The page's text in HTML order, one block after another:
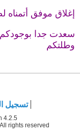
إغلاق موفق أتمناه
سعدت جدا بوجودكم
وطلتكم
تسجيل
4.2.5
rights reserved.